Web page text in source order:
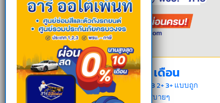
รับต่อประกันภัย 0% 10 เดือน
เช็คโปรโมชั่น ประกันรถยนต์ ประเภท 1 2 3 2+ 3+ แบบถูก
สุดๆ รู้ราคาทันที แถมยังผ่อนได้สบายๆ